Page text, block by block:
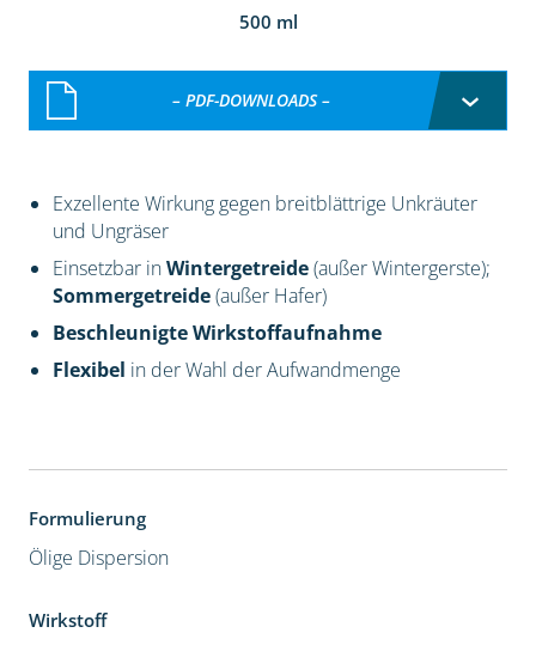
500 ml
– PDF-DOWNLOADS –
Exzellente Wirkung gegen breitblättrige Unkräuter
und Ungräser
Einsetzbar inWintergetreide(außer Wintergerste);
Sommergetreide(außer Hafer)
Beschleunigte Wirkstoffaufnahme
Flexibel in der Wahl der Aufwandmenge
Formulierung
Ölige Dispersion
Wirkstoff